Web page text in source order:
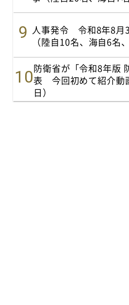
人事発令 令和8年8月
（陸自10名、海自6名
防衛省が「令和8年版
表 今回初めて紹介動
日）